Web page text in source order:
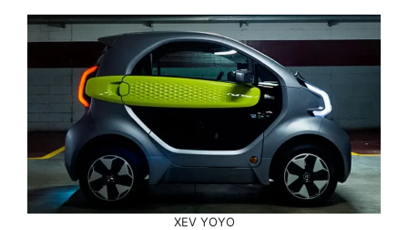
XEV YOYO